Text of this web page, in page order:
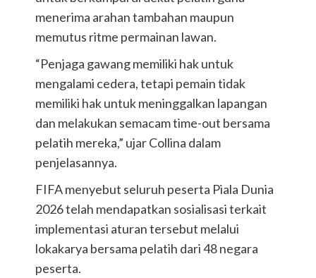
menerima arahan tambahan maupun
memutus ritme permainan lawan.
“Penjaga gawang memiliki hak untuk
mengalami cedera, tetapi pemain tidak
memiliki hak untuk meninggalkan lapangan
dan melakukan semacam time-out bersama
pelatih mereka,” ujar Collina dalam
penjelasannya.
FIFA menyebut seluruh peserta Piala Dunia
2026 telah mendapatkan sosialisasi terkait
implementasi aturan tersebut melalui
lokakarya bersama pelatih dari 48 negara
peserta.